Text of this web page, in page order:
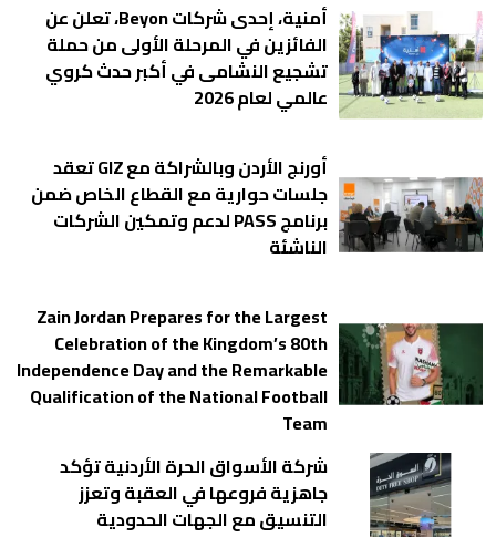
أمنية، إحدى شركات Beyon، تعلن عن
الفائزين في المرحلة الأولى من حملة
تشجيع النشامى في أكبر حدث كروي
عالمي لعام 2026
أورنج الأردن وبالشراكة مع GIZ تعقد
جلسات حوارية مع القطاع الخاص ضمن
برنامج PASS لدعم وتمكين الشركات
الناشئة
Zain Jordan Prepares for the Largest
Celebration of the Kingdom’s 80th
Independence Day and the Remarkable
Qualification of the National Football
Team
شركة الأسواق الحرة الأردنية تؤكد
جاهزية فروعها في العقبة وتعزز
التنسيق مع الجهات الحدودية